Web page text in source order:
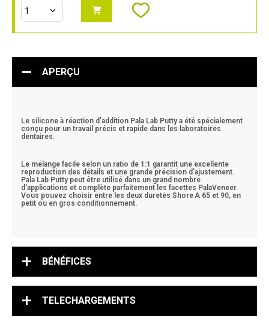
APERÇU
Le silicone à réaction d’addition Pala Lab Putty a été spécialement
conçu pour un travail précis et rapide dans les laboratoires
dentaires.
Le mélange facile selon un ratio de 1:1 garantit une excellente
reproduction des détails et une grande précision d’ajustement.
Pala Lab Putty peut être utilisé dans un grand nombre
d’applications et complète parfaitement les facettes PalaVeneer.
Vous pouvez choisir entre les deux duretés Shore A 65 et 90, en
petit ou en gros conditionnement.
BÉNÉFICES
TELECHARGEMENTS